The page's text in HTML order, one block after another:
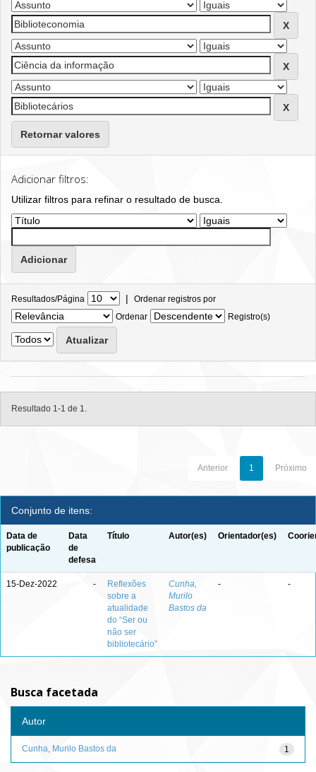
Retornar valores
Adicionar filtros:
Utilizar filtros para refinar o resultado de busca.
Resultados/Página | Ordenar registros por
Ordenar
Registro(s)
Resultado 1-1 de 1.
Anterior 1 Próximo
Conjunto de itens:
Data de
publicação
Data
de
defesa
Título Autor(es) Orientador(es)
15-Dez-2022 -
Reflexões
sobre a
atualidade
do “Ser ou
não ser
bibliotecário”
Cunha,
Murilo
Bastos da
- -
Busca facetada
Autor
1
Cunha, Murilo Bastos da